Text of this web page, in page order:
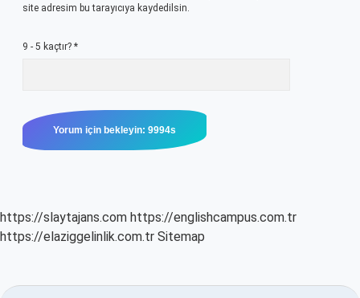
site adresim bu tarayıcıya kaydedilsin.
9 - 5 kaçtır? *
https://slaytajans.com https://englishcampus.com.tr
https://elaziggelinlik.com.tr Sitemap